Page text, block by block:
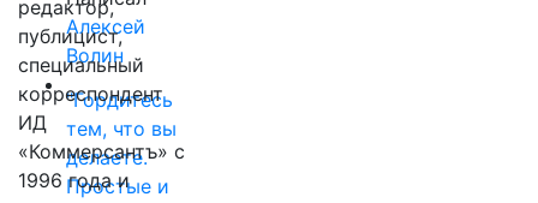
Алексей
Волин
"Гордитесь
тем, что вы
делаете.
Простые и
редактор,
публицист,
специальный
корреспондент
ИД
«Коммерсантъ» с
1996 года и